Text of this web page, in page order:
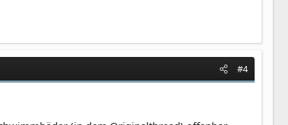
#4